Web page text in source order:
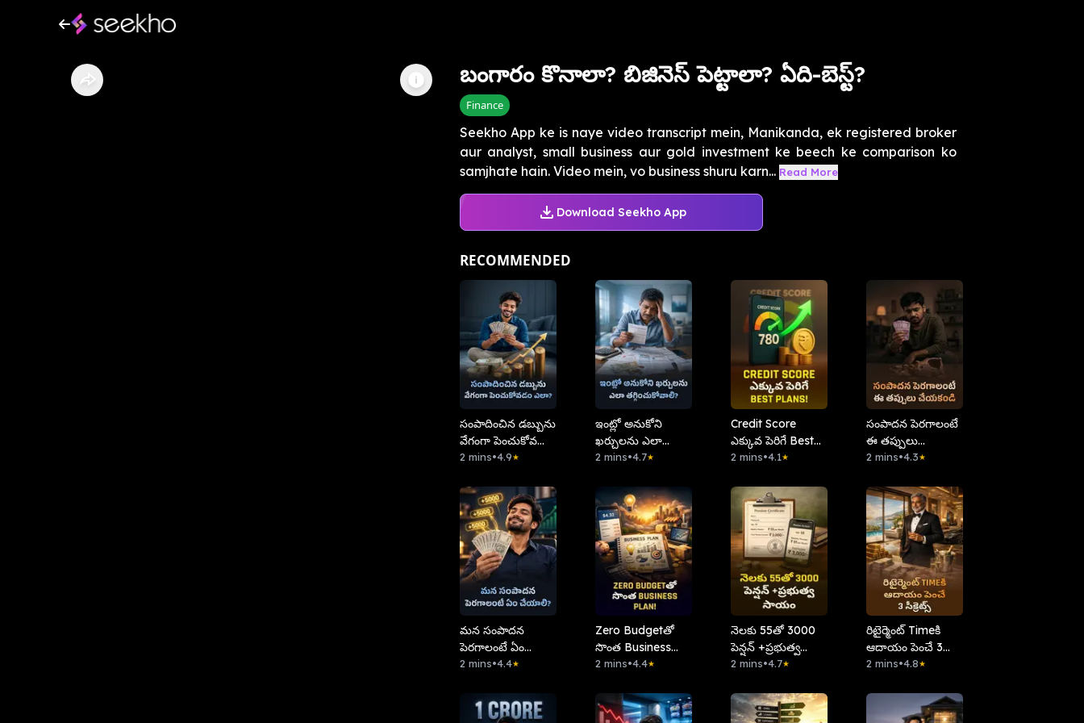
బంగారం కొనాలా? బిజినెస్ పెట్టాలా? ఏది-బెస్ట్?
Finance
Seekho App ke is naye video transcript mein, Manikanda, ek registered broker
aur analyst, small business aur gold investment ke beech ke comparison ko
samjhate hain. Video mein, vo business shuru karn... Read More
Download Seekho App
RECOMMENDED
సంపాదించిన డబ్బును
వేగంగా పెంచుకోవడం
ఎలా?
2 mins•4.9★
ఇంట్లో అనుకోని
ఖర్చులను ఎలా
తగ్గించుకోవాలి?
2 mins•4.7★
Credit Score
ఎక్కువ పెరిగే Best
Plans!
2 mins•4.1★
సంపాదన పెరగాలంటే
ఈ తప్పులు
చేయకండి
2 mins•4.3★
​మన సంపాదన
పెరగాలంటే ఏం
చేయాలి?
2 mins•4.4★
Zero Budgetతో
సొంత Business
Plan!
2 mins•4.4★
నెలకు 55తో 3000
పెన్షన్ +ప్రభుత్వ
సాయం
2 mins•4.7★
రిటైర్మెంట్ Timeకి
ఆదాయం పెంచే 3
సీక్రెట్స్
2 mins•4.8★